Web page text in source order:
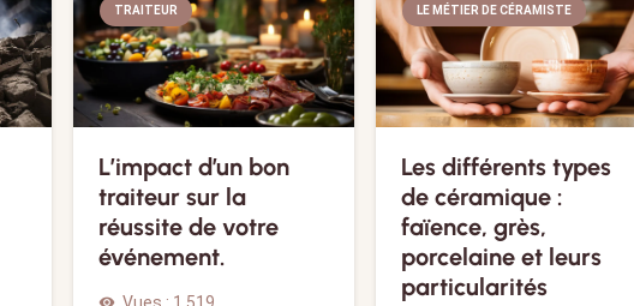
TRAITEUR
L’impact d’un bon
traiteur sur la
réussite de votre
événement.
visibility Vues : 1 519
LE MÉTIER DE CÉRAMISTE
Les différents types
de céramique :
faïence, grès,
porcelaine et leurs
particularités